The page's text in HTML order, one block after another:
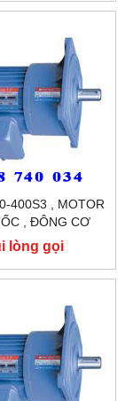
400S3 , MOTOR
, ĐÔNG CƠ
MẶT BÍCH
TUNGLEE
lòng gọi